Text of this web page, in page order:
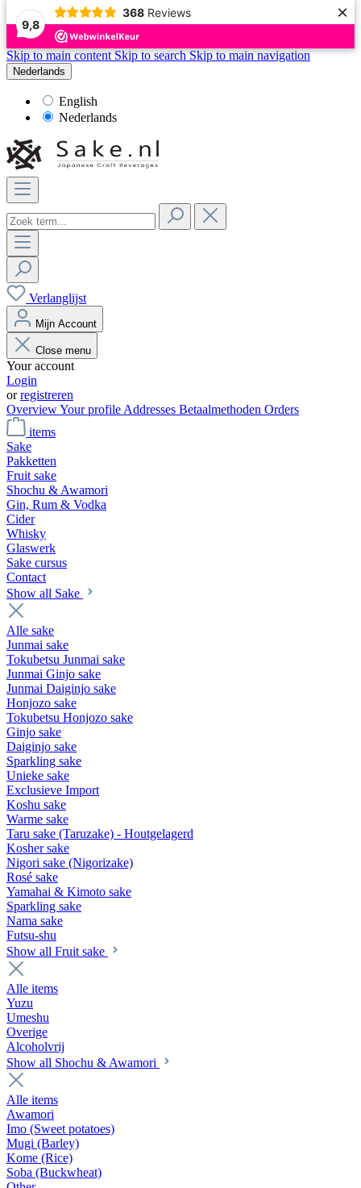
9,8
368 Reviews ×
Skip to main contentSkip to searchSkip to main navigation
Nederlands
English
Nederlands
Verlanglijst
Mijn Account
Close menu
Your account
Login
orregistreren
OverviewYour profile Addresses Betaalmethoden Orders
items
Sake
Pakketten
Fruit sake
Shochu & Awamori
Gin, Rum & Vodka
Cider
Whisky
Glaswerk
Sake cursus
Contact
Show all Sake
Alle sake
Junmai sake
Tokubetsu Junmai sake
Junmai Ginjo sake
Junmai Daiginjo sake
Honjozo sake
Tokubetsu Honjozo sake
Ginjo sake
Daiginjo sake
Sparkling sake
Unieke sake
Exclusieve Import
Koshu sake
Warme sake
Taru sake (Taruzake) - Houtgelagerd
Kosher sake
Nigori sake (Nigorizake)
Rosé sake
Yamahai & Kimoto sake
Sparkling sake
Nama sake
Futsu-shu
Show all Fruit sake
Alle items
Yuzu
Umeshu
Overige
Alcoholvrij
Show all Shochu & Awamori
Alle items
Awamori
Imo (Sweet potatoes)
Mugi (Barley)
Kome (Rice)
Soba (Buckwheat)